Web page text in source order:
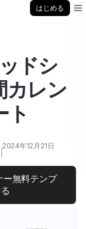
はじめる
ドシ
カレン
ト
2024年12月21日
ー無料テンプ